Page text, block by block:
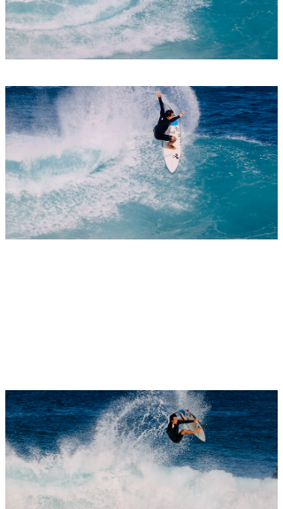
たっちー
ハンマー
まっきー
三輪予報士
小川予報士
上田純子
上條将美
wanda
予報士 hiro.
banpaku